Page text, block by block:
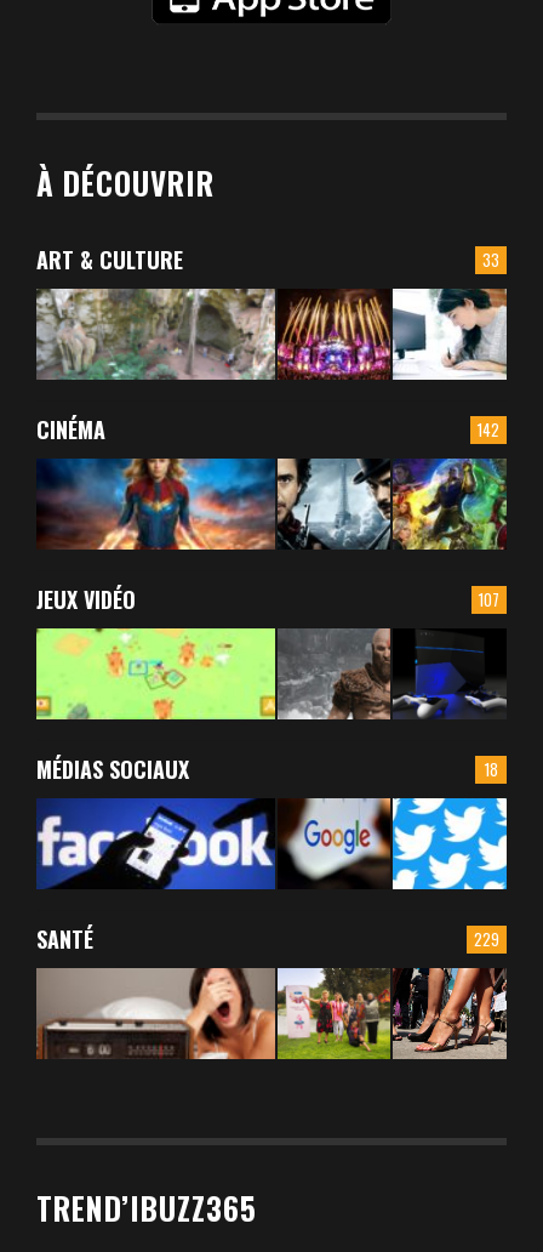
À DÉCOUVRIR
33
ART & CULTURE
142
CINÉMA
107
JEUX VIDÉO
18
MÉDIAS SOCIAUX
229
SANTÉ
TREND’IBUZZ365